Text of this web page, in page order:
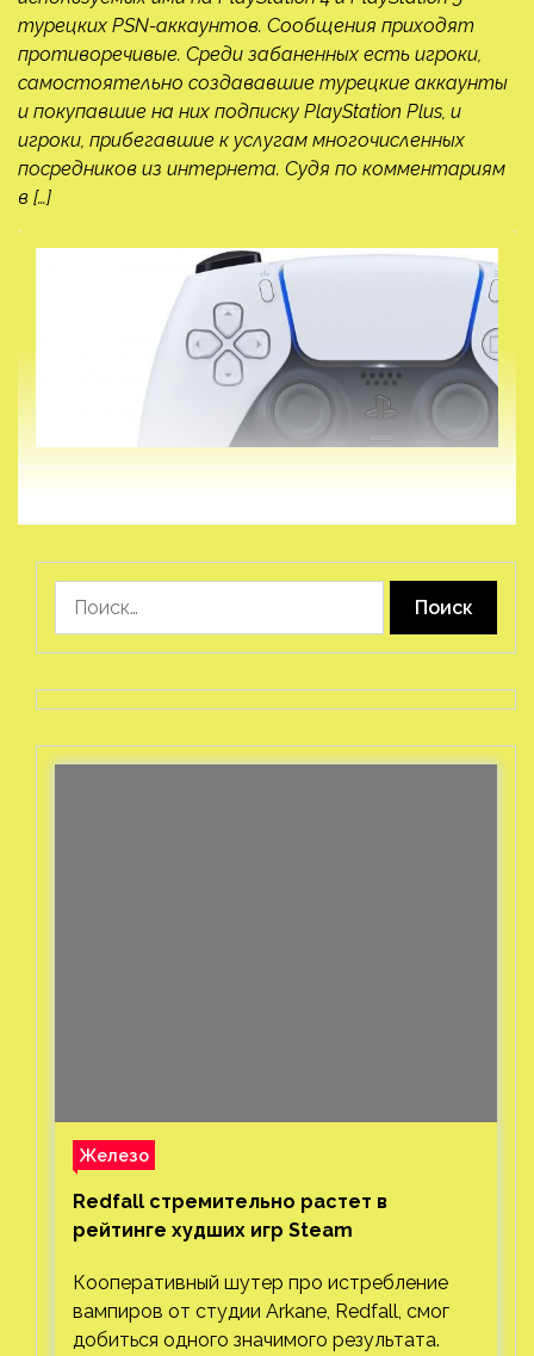
турецких PSN-аккаунтов. Сообщения приходят
противоречивые. Среди забаненных есть игроки,
самостоятельно создававшие турецкие аккаунты
и покупавшие на них подписку PlayStation Plus, и
игроки, прибегавшие к услугам многочисленных
посредников из интернета. Судя по комментариям
в […]
Железо
Redfall стремительно растет в
рейтинге худших игр Steam
Кооперативный шутер про истребление
вампиров от студии Arkane, Redfall, смог
добиться одного значимого результата.